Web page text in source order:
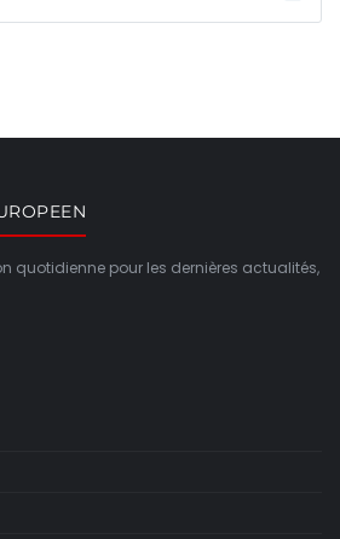
quotidienne pour les dernières actualités,